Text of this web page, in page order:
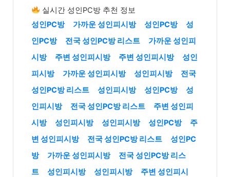
실시간 성인PC방 추천 정보
성인PC방
가까운 성인피시방 성인PC방
성
인PC방
전국 성인PC방 리스트
가까운 성인피
시방
주변 성인피시방 주변 성인피시방
성인
피시방
가까운 성인피시방 성인피시방
전국
성인PC방 리스트
성인피시방 성인PC방
성
인피시방
전국 성인PC방 리스트
주변 성인피
시방
성인피시방 성인피시방 성인PC방
주
변 성인피시방
전국 성인PC방 리스트
성인PC
방
가까운 성인피시방
전국 성인PC방 리스
트
성인피시방 성인피시방
주변 성인피시